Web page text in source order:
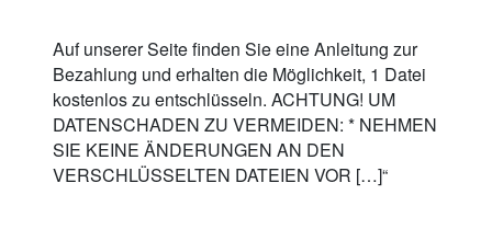
Auf unserer Seite finden Sie eine Anleitung zur
Bezahlung und erhalten die Möglichkeit, 1 Datei
kostenlos zu entschlüsseln. ACHTUNG! UM
DATENSCHADEN ZU VERMEIDEN: * NEHMEN
SIE KEINE ÄNDERUNGEN AN DEN
VERSCHLÜSSELTEN DATEIEN VOR […]“